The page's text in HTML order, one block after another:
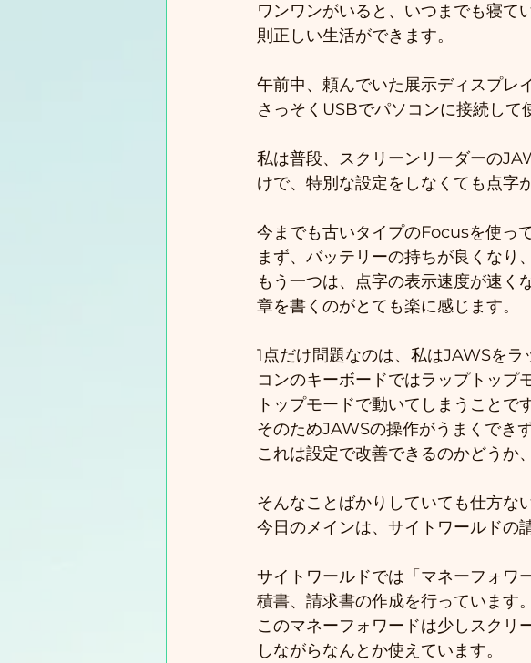
ワンワンがいると、いつまでも寝て
則正しい生活ができます。
午前中、頼んでいた展示ディスプレ
さっそくUSBでパソコンに接続して
私は普段、スクリーンリーダーの
けで、特別な設定をしなくても点字
今までも古いタイプのFocusを使っ
まず、バッテリーの持ちが良くなり
もう一つは、点字の表示速度が速く
章を書くのがとても楽に感じます。
1点だけ問題なのは、私はJAWSを
コンのキーボードではラップトップ
トップモードで動いてしまうことです
そのためJAWSの操作がうまくでき
これは設定で改善できるのかどうか
そんなことばかりしていても仕方な
今日のメインは、サイトワールドの
サイトワールドでは「マネーフォワ
積書、請求書の作成を行っています。
このマネーフォワードは少しスクリ
しながらなんとか使えています。